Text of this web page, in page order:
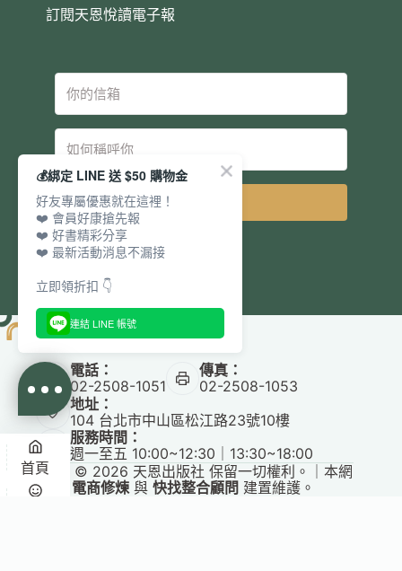
訂閱天恩悅讀電子報
電話：
02-2508-1051
傳真：
02-2508-1053
地址：
104 台北市中山區松江路23號10樓
服務時間：
週一至五 10:00~12:30｜13:30~18:00
Copyright © 2026 天恩出版社 保留一切權利。｜本網
站由 電商修煉與快找整合顧問 建置維護。
首頁
💰綁定 LINE 送 $50 購物金
好友專屬優惠就在這裡！
❤️ 會員好康搶先報
❤️ 好書精彩分享
❤️ 最新活動消息不漏接
立即領折扣 👇
連結 LINE 帳號